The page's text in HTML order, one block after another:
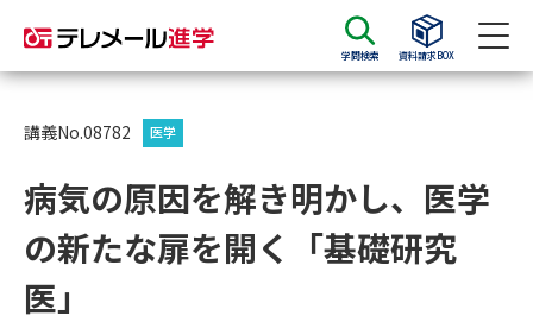
学問検索 資料請求BOX
資料請求
大学・短大の資料種類から請求
大学パンフ
講義No.08782 医学
病気の原因を解き明かし、医学
の新たな扉を開く「基礎研究
医」